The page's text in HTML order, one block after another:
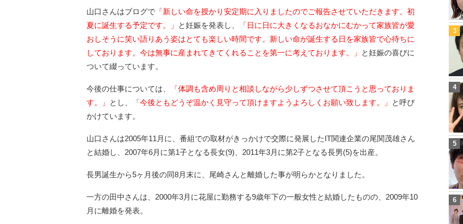
山口さんはブログで 「新しい命を授かり安定期に入りましたのでご報告させていただきます。初
夏に誕生する予定です。」
と妊娠を発表し、
「日に日に大きくなるおなかにむかって家族皆が愛
おしそうに笑い語りあう姿はとても楽しい時間です。新しい命が誕生する日を家族皆で心待ちに
しております。今は無事に産まれてきてくれることを第一に考えております。」
と妊娠の喜びに
ついて綴っています。
今後の仕事については、
「体調も含め周りと相談しながら少しずつさせて頂こうと思っておりま
す。」
とし、 「今後ともどうぞ温かく見守って頂けますようよろしくお願い致します。」
と呼び
かけています。
山口さんは2005年11月に、番組での取材がきっかけで交際に発展したIT関連企業の尾関茂雄さん
と結婚し、2007年6月に第1子となる長女(9)、2011年3月に第2子となる長男(5)を出産。
長男誕生から5ヶ月後の同8月末に、尾崎さんと離婚した事が明らかとなりました。
一方の田中さんは、2000年3月に花屋に勤務する9歳年下の一般女性と結婚したものの、2009年10
月に離婚を発表。